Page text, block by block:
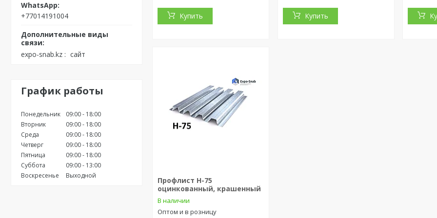
+77014191004
expo-snab.kz сайт
График работы
Понедельник 09:00
18:00
Вторник
09:00
18:00
Среда
09:00
18:00
Четверг
09:00
18:00
Пятница
09:00
18:00
Суббота
09:00
13:00
Воскресенье
Выходной
Купить Купить
Профлист Н-75
оцинкованный, крашенный
В наличии
Оптом и в розницу